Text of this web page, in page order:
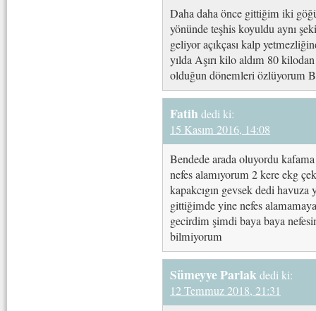
Daha daha önce gittiğim iki
yönünde teşhis koyuldu aynı
geliyor açıkçası kalp
yılda Aşırı kilo aldım 80
olduğun dönemleri özlüyorum
Fatih dedi ki:
15 Kasım 2016, 14:08
Bendede arada oluyordu
nefes alamıyorum 2 kere ekg
kapakcıgın gevsek dedi
gittiğimde yine nefes
gecirdim şimdi baya baya
bilmiyorum
Sümeyye Parlakdedi ki:
12 Temmuz 2018, 21:31